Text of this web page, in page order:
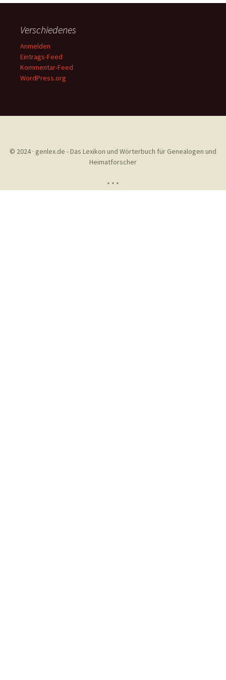
Verschiedenes
Anmelden
Eintrags-Feed
Kommentar-Feed
WordPress.org
© 2024 · genlex.de - Das Lexikon und Wörterbuch für Genealogen und
Heimatforscher
* * *